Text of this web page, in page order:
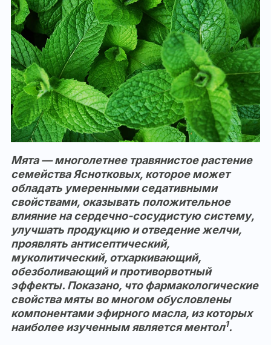
Мята — многолетнее травянистое растение
семейства Яснотковых, которое может
обладать умеренными седативными
свойствами, оказывать положительное
влияние на сердечно-сосудистую систему,
улучшать продукцию и отведение желчи,
проявлять антисептический,
муколитический, отхаркивающий,
обезболивающий и противорвотный
эффекты. Показано, что фармакологические
свойства мяты во многом обусловлены
компонентами эфирного масла, из которых
наиболее изученным является ментол1.